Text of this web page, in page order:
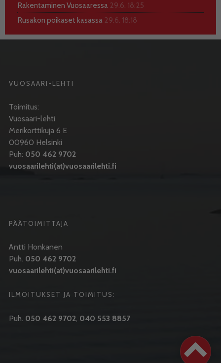
Rakentaminen Vuosaaressa 29.6. 18:25
Rusakon poikaset kasassa 29.6. 18:18
VUOSAARI-LEHTI
Toimitus:
Vuosaari-lehti
Merikorttikuja 6 E
00960 Helsinki
Puh: 050 462 9702
vuosaarilehti(at)vuosaarilehti.fi
PÄÄTOIMITTAJA
Antti Honkanen
Puh. 050 462 9702
vuosaarilehti(at)vuosaarilehti.fi
ILMOITUKSET JA TOIMITUS:
Puh. 050 462 9702, 040 553 8857